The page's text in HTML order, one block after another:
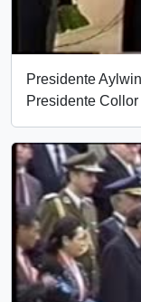
Presidente
Presidente